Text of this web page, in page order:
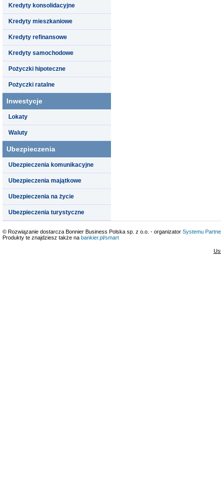
Kredyty konsolidacyjne
Kredyty mieszkaniowe
Kredyty refinansowe
Kredyty samochodowe
Pożyczki hipoteczne
Pożyczki ratalne
Inwestycje
Lokaty
Waluty
Ubezpieczenia
Ubezpieczenia komunikacyjne
Ubezpieczenia majątkowe
Ubezpieczenia na życie
Ubezpieczenia turystyczne
© Rozwiązanie dostarcza Bonnier Business Polska sp. z o.o. - organizator Systemu
Produkty te znajdziesz także na bankier.pl/smart